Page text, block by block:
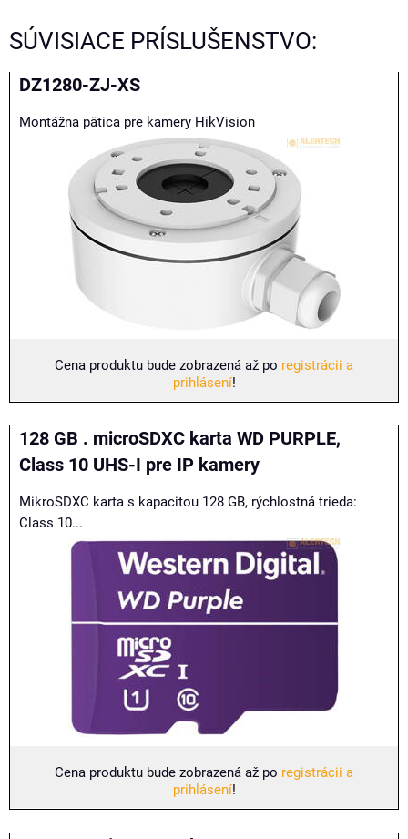
SÚVISIACE PRÍSLUŠENSTVO:
DZ1280-ZJ-XS
Montážna pätica pre kamery HikVision
Cena produktu bude zobrazená až po registrácii a
prihlásení!
128 GB . microSDXC karta WD PURPLE,
Class 10 UHS-I pre IP kamery
MikroSDXC karta s kapacitou 128 GB, rýchlostná trieda:
Class 10...
Cena produktu bude zobrazená až po registrácii a
prihlásení!